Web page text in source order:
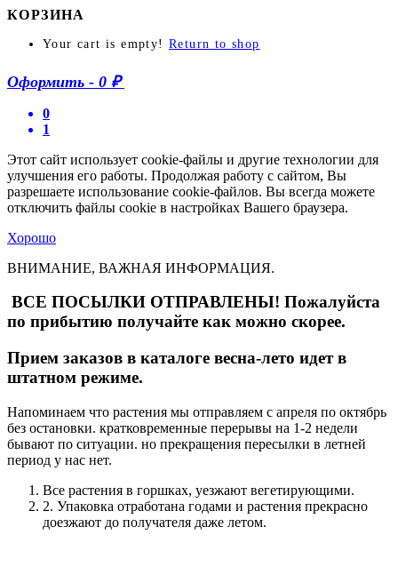
КОРЗИНА
Your cart is empty! Return to shop
Оформить - 0 ₽
0
1
Этот сайт использует cookie-файлы и другие технологии для
улучшения его работы. Продолжая работу с сайтом, Вы
разрешаете использование cookie-файлов. Вы всегда можете
отключить файлы cookie в настройках Вашего браузера.
Хорошо
ВНИМАНИЕ, ВАЖНАЯ ИНФОРМАЦИЯ.
ВСЕ ПОСЫЛКИ ОТПРАВЛЕНЫ! Пожалуйста
по прибытию получайте как можно скорее.
Прием заказов в каталоге весна-лето идет в
штатном режиме.
Напоминаем что растения мы отправляем с апреля по октябрь
без остановки. кратковременные перерывы на 1-2 недели
бывают по ситуации. но прекращения пересылки в летней
период у нас нет.
Все растения в горшках, уезжают вегетирующими.
2. Упаковка отработана годами и растения прекрасно
доезжают до получателя даже летом.